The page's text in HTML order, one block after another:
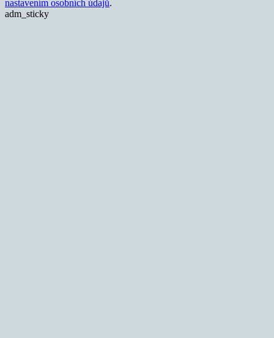
nastavením osobních údajů.
adm_sticky